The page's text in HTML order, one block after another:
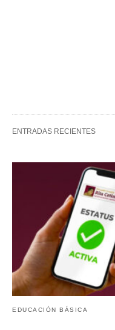
ENTRADAS RECIENTES
EDUCACIÓN BÁSICA